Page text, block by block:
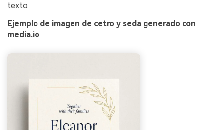
texto.
Ejemplo de imagen de cetro y seda generado con
media.io